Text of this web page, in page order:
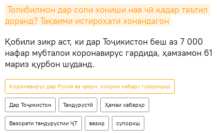
Толибилмон дар соли хониши нав чӣ қадар таътил
доранд? Тақвими истироҳати хонандагон
Қобили зикр аст, ки дар Тоҷикистон беш аз 7 000
нафар мубталои коронавирус гардида, ҳамзамон 61
мариз қурбон шуданд.
Коронавирус дар Русия ва ҷаҳон: охирин хабару гузоришҳо
Дар Тоҷикистон Тандурустӣ Ҳамаи хабарҳо
Вазорати тандурустии ҶТ вазир супориш